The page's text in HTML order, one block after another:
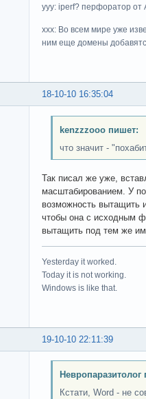
yyy: iperf? перфоратор от
xxx: Во всем мире уже
ним еще домены
18-10-10 16:35:04
kenzzzooo пишет:
что значит -
Так писал же уже,
масштабированием. У
возможность вытащить
чтобы она с исходным
вытащить под тем же
Yesterday it worked.
Today it is not working.
Windows is like that.
19-10-10 22:11:39
Невропаразитолог
Кстати, Word - не